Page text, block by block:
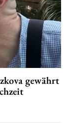
gewährt